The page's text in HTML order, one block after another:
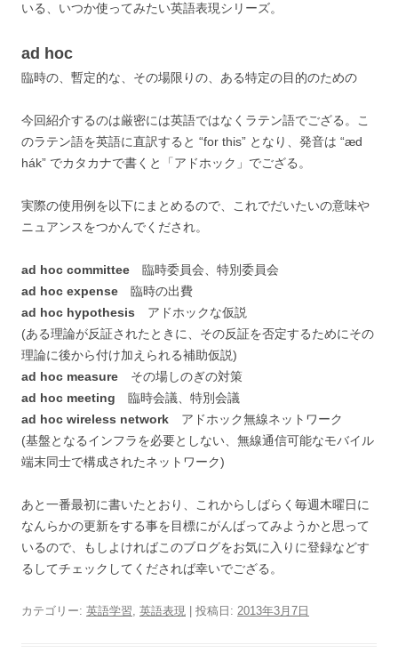
いる、いつか使ってみたい英語表現シリーズ。
ad hoc
臨時の、暫定的な、その場限りの、ある特定の目的のための
今回紹介するのは厳密には英語ではなくラテン語でござる。こ
のラテン語を英語に直訳すると “for this” となり、発音は “æd
hák” でカタカナで書くと「アドホック」でござる。
実際の使用例を以下にまとめるので、これでだいたいの意味や
ニュアンスをつかんでくだされ。
ad hoc committee 臨時委員会、特別委員会
ad hoc expense 臨時の出費
ad hoc hypothesis アドホックな仮説
(ある理論が反証されたときに、その反証を否定するためにその
理論に後から付け加えられる補助仮説)
ad hoc measure その場しのぎの対策
ad hoc meeting 臨時会議、特別会議
ad hoc wireless network アドホック無線ネットワーク
(基盤となるインフラを必要としない、無線通信可能なモバイル
端末同士で構成されたネットワーク)
あと一番最初に書いたとおり、これからしばらく毎週木曜日に
なんらかの更新をする事を目標にがんばってみようかと思って
いるので、もしよければこのブログをお気に入りに登録などす
るしてチェックしてくだされば幸いでござる。
カテゴリー: 英語学習, 英語表現 | 投稿日: 2013年3月7日